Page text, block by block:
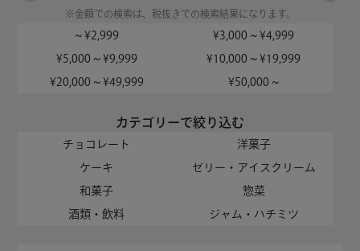
※金額での検索は、税抜きでの検索結果になります。
~ ¥2,999 ¥3,000 ~ ¥4,999
¥5,000 ~ ¥9,999 ¥10,000 ~ ¥19,999
¥20,000 ~ ¥49,999 ¥50,000 ~
カテゴリーで絞り込む
チョコレート 洋菓子
ケーキ ゼリー・アイスクリーム
和菓子 惣菜
酒類・飲料 ジャム・ハチミツ